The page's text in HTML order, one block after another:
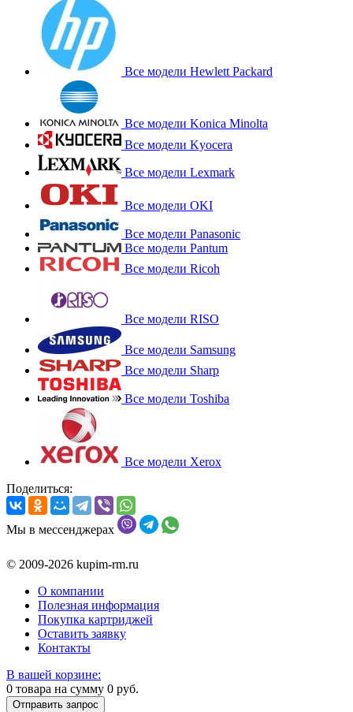
Все модели Hewlett Packard
Все модели Konica Minolta
Все модели Kyocera
Все модели Lexmark
Все модели OKI
Все модели Panasonic
Все модели Pantum
Все модели Ricoh
Все модели RISO
Все модели Samsung
Все модели Sharp
Все модели Toshiba
Все модели Xerox
Поделиться:
Мы в мессенджерах
© 2009-2026 kupim-rm.ru
О компании
Полезная информация
Покупка картриджей
Оставить заявку
Контакты
В вашей корзине:
0 товара на сумму 0 руб.
Отправить запрос